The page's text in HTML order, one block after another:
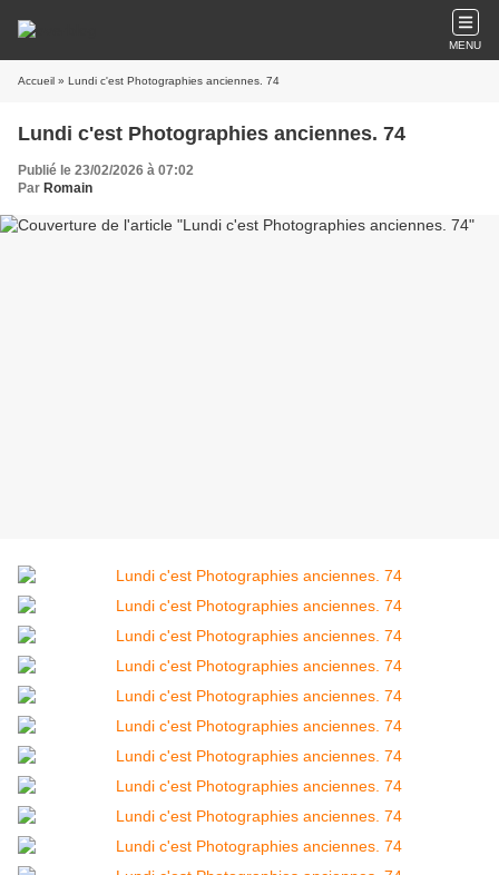
MENU
Accueil » Lundi c'est Photographies anciennes. 74
Lundi c'est Photographies anciennes. 74
Publié le 23/02/2026 à 07:02
Par Romain